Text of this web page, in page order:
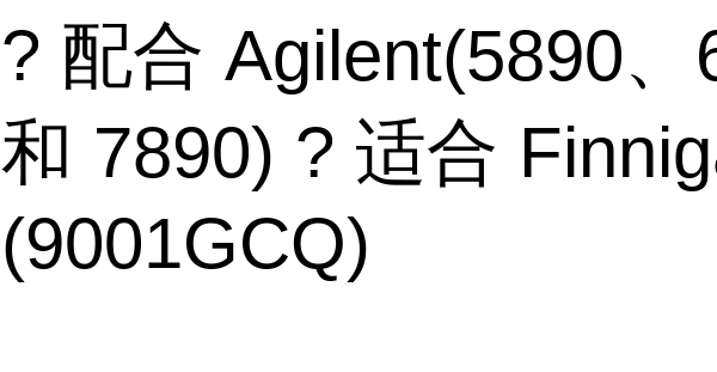
? 配合 Agilent(5890、
和 7890) ? 适合
(9001GCQ)